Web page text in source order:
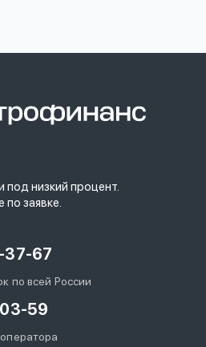
низкий процент.
заявке.
37-67
по всей России
59
номером